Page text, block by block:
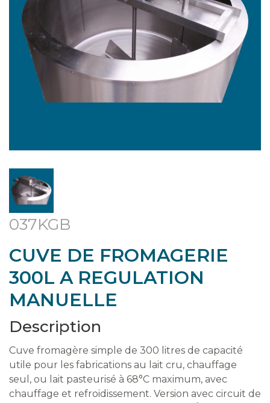
037KGB
CUVE DE FROMAGERIE
300L A REGULATION
MANUELLE
Description
Cuve fromagère simple de 300 litres de capacité
utile pour les fabrications au lait cru, chauffage
seul, ou lait pasteurisé à 68°C maximum, avec
chauffage et refroidissement. Version avec circuit de